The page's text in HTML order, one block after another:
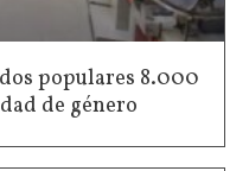
populares 8.000
de género